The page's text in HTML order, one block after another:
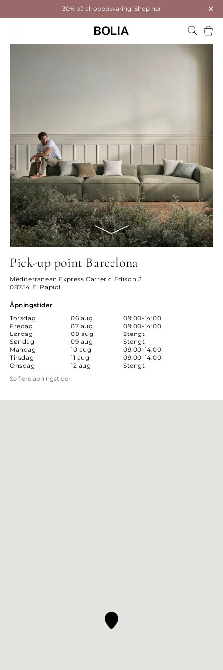
30% på all oppbevaring. Shop her
Pick-up point Barcelona
Mediterranean Express Carrer d’Edison 3
08754 El Papiol
Åpningstider
Torsdag
06 aug
09:00-14:00
Fredag
07 aug
09:00-14:00
Lørdag
08 aug
Stengt
Søndag
09 aug
Stengt
Mandag
10 aug
09:00-14:00
Tirsdag
11 aug
09:00-14:00
Onsdag
12 aug
Stengt
Se flere åpningstider